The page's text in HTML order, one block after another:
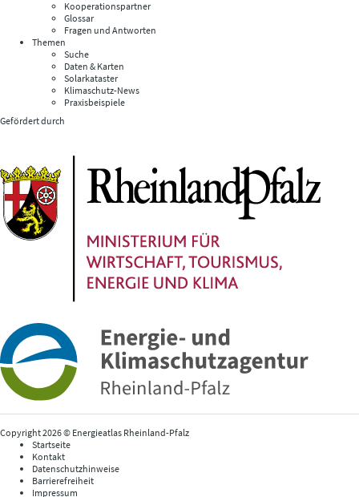
Kooperationspartner
Glossar
Fragen und Antworten
Themen
Suche
Daten & Karten
Solarkataster
Klimaschutz-News
Praxisbeispiele
Gefördert durch
Copyright 2026 © Energieatlas Rheinland-Pfalz
Startseite
Kontakt
Datenschutzhinweise
Barrierefreiheit
Impressum